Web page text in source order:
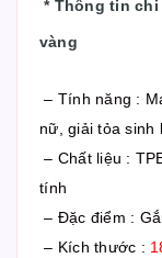
* Thông tin chi
vàng
– Tính năng :
nữ, giải tỏa sinh
– Chất liệu :
tính
– Đặc điểm :
– Kích thước :